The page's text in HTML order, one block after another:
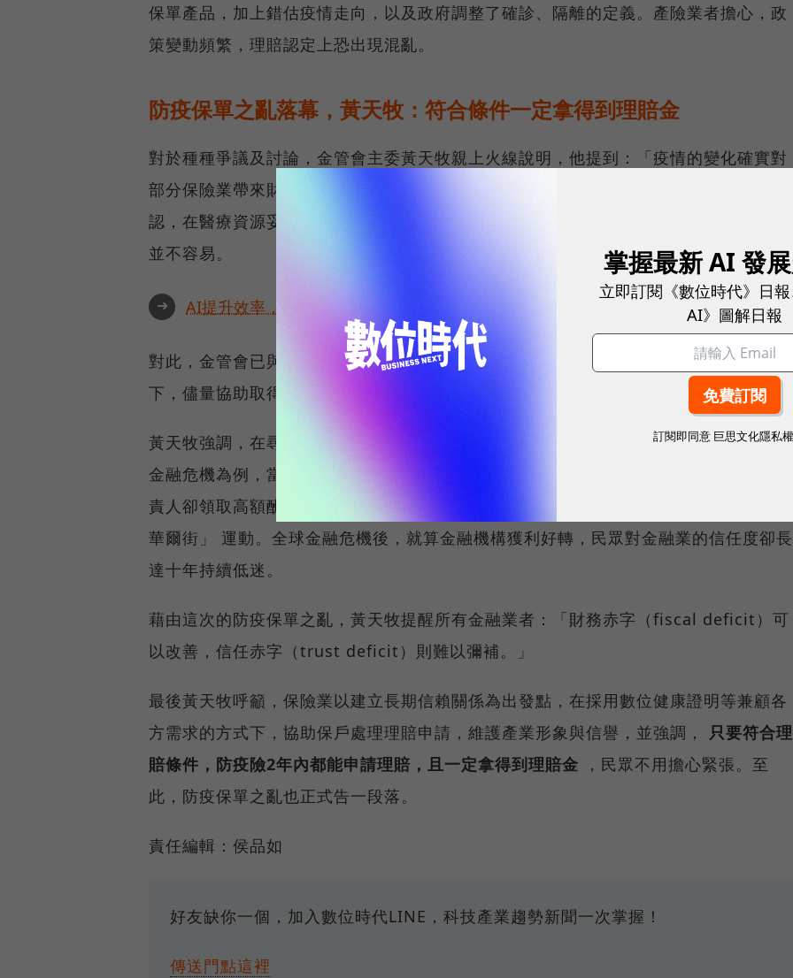
保單產品，加上錯估疫情走向，以及政府調整了確診、隔離的定義。產險業者擔心，政
策變動頻繁，理賠認定上恐出現混亂。
防疫保單之亂落幕，黃天牧：符合條件一定拿得到理賠金
對於種種爭議及討論，金管會主委黃天牧親上火線說明，他提到：「疫情的變化確實對
部分保險業帶來財務上壓力，金管會也關心保險業財務健全與營運穩定。」但他也承
認，在醫療資源妥適運用、保戶權益維護、保險業損失控制等不同面向間，要取得平衡
並不容易。
➜ AI提升效率，永續決定未來！全球永續指標企業認證☀️100 MVP等你角逐雙獎榮譽
對此，金管會已與衛福部加強協調，在合乎防疫政策措施且不偏離保險契約條款意旨
下，儘量協助取得兼顧各方需求的理賠證明文件，像是數位健康證明就是一個例子。
黃天牧強調，在尋求共識的過程中，難免基於各自立場而有不同主張。他以2008年全球
金融危機為例，當時美國部分金融機構倒閉造成經濟衰退、失業率攀升及社會動盪，負
責人卻領取高額酬勞或全身而退，使民眾對金融機構的信心降至谷底，甚至發起「佔領
華爾街」 運動。全球金融危機後，就算金融機構獲利好轉，民眾對金融業的信任度卻長
達十年持續低迷。
藉由這次的防疫保單之亂，黃天牧提醒所有金融業者：「財務赤字（fiscal deficit）可
以改善，信任赤字（trust deficit）則難以彌補。」
最後黃天牧呼籲，保險業以建立長期信賴關係為出發點，在採用數位健康證明等兼顧各
方需求的方式下，協助保戶處理理賠申請，維護產業形象與信譽，並強調， 只要符合理
賠條件，防疫險2年內都能申請理賠，且一定拿得到理賠金 ，民眾不用擔心緊張。至
此，防疫保單之亂也正式告一段落。
責任編輯：侯品如
好友缺你一個，加入數位時代LINE，科技產業趨勢新聞一次掌握！
傳送門點這裡
掌握最新 AI 發
立即訂閱《數位時代》日
AI》圖解日報
訂閱即同意 巨思文化隱私